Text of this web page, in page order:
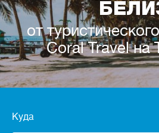
от
Coral Travel на
Куда